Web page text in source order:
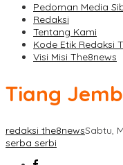
Pedoman Media
Redaksi
Tentang Kami
Kode Etik Redaksi
Visi Misi The8news
Tiang
redaksi the8newsSabtu,
serba serbi